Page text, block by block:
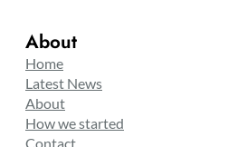
About
Home
Latest News
About
How we started
Contact